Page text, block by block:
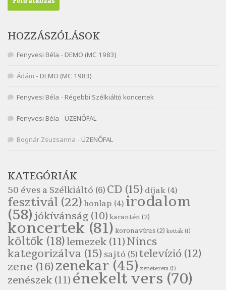
Nagy Bandó András: Ülj le csak egyszer
Nagy Bandó András: Vakondok
Nagy Bandó András: Vizilóblues
Szélkiáltó
Szélkiáltó
Népköltés: Most érkeztünk
Szélkiáltó
Népköltés: Reggeli köszöntő
Pákolitz István: Altató
Szélkiáltó
Pákolitz István: Bakarasz
Szélkiáltó
Pákolitz István: Csiga-biga
Szélkiáltó
Pákolitz István: Kiolvasó
Szélkiáltó
Páskándi Géza: Madárijesztő
Szélkiáltó
HOZZÁSZÓLÁSOK
Fenyvesi Béla - DEMO (MC 1983)
Ádám - DEMO (MC 1983)
Fenyvesi Béla - Régebbi Szélkiáltó koncertek
Fenyvesi Béla - ÜZENŐFAL
Bognár Zsuzsanna - ÜZENŐFAL
KATEGÓRIÁK
50 éves a Szélkiáltó (6) CD (15) díjak (4)
fesztivál (22) honlap (4) irodalom
(58)jókívánság (10) karantén (2)
koncertek (81) koronavírus(2) kották (1)
költők (18)lemezek (11)Nincs
kategorizálva (15) sajtó (5)televízió (12)
zene (16)zenekar (45) zeneterem (1)
zenészek (11) énekelt vers (70)